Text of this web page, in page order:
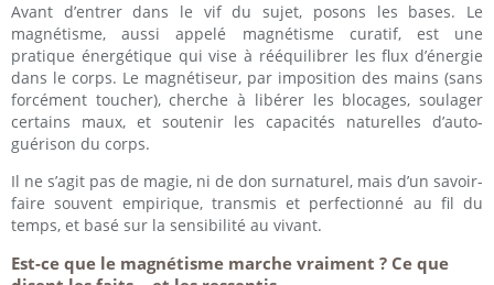
Avant d’entrer dans le vif du sujet, posons les bases. Le
magnétisme, aussi appelé magnétisme curatif, est une
pratique énergétique qui vise à rééquilibrer les flux d’énergie
dans le corps. Le magnétiseur, par imposition des mains (sans
forcément toucher), cherche à libérer les blocages, soulager
certains maux, et soutenir les capacités naturelles d’auto-
guérison du corps.
Il ne s’agit pas de magie, ni de don surnaturel, mais d’un savoir-
faire souvent empirique, transmis et perfectionné au fil du
temps, et basé sur la sensibilité au vivant.
Est-ce que le magnétisme marche vraiment ? Ce que